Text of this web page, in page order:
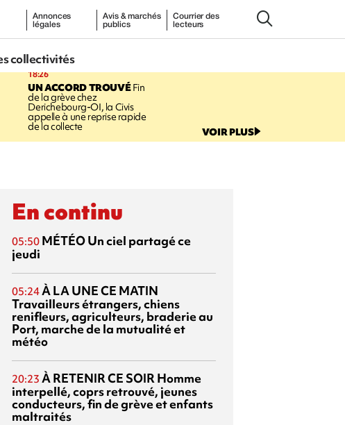
Annonces
légales
Avis & marchés
publics
Courrier des
lecteurs
collectivités
18:26
UN ACCORD TROUVÉFin
de la grève chez
Derichebourg-OI, la Civis
appelle à une reprise rapide
de la collecte VOIR PLUS
En continu
05:50 MÉTÉOUn ciel partagé ce
jeudi
05:24À LA UNE CE MATIN
Travailleurs étrangers, chiens
renifleurs, agriculteurs, braderie au
Port, marche de la mutualité et
météo
20:23 À RETENIR CE SOIR Homme
interpellé, coprs retrouvé, jeunes
conducteurs, fin de grève et enfants
maltraités